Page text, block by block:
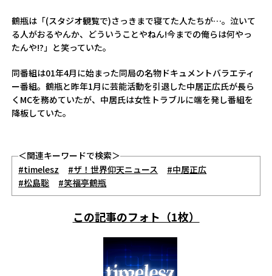
鶴瓶は「(スタジオ観覧で)さっきまで寝てた人たちが…。泣いて
る人がおるやんか、どういうことやねん!今までの俺らは何やっ
たんや!?」と笑っていた。
同番組は01年4月に始まった同局の名物ドキュメントバラエティ
ー番組。鶴瓶と昨年1月に芸能活動を引退した中居正広氏が長ら
くMCを務めていたが、中居氏は女性トラブルに端を発し番組を
降板していた。
＜関連キーワードで検索＞
#timelesz
#ザ！世界仰天ニュース
#中居正広
#松島聡
#笑福亭鶴瓶
この記事のフォト（1枚）